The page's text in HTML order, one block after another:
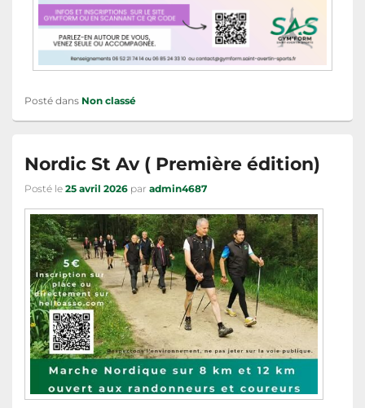
Posté dans Non classé
Nordic St Av ( Première édition)
Posté le 25 avril 2026 par admin4687